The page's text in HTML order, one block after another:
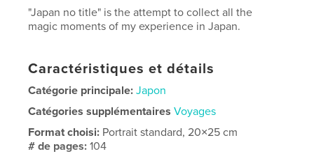
"Japan no title" is the attempt to collect all the
magic moments of my experience in Japan.
Caractéristiques et détails
Catégorie principale: Japon
Catégories supplémentaires Voyages
Format choisi: Portrait standard, 20×25 cm
# de pages:104